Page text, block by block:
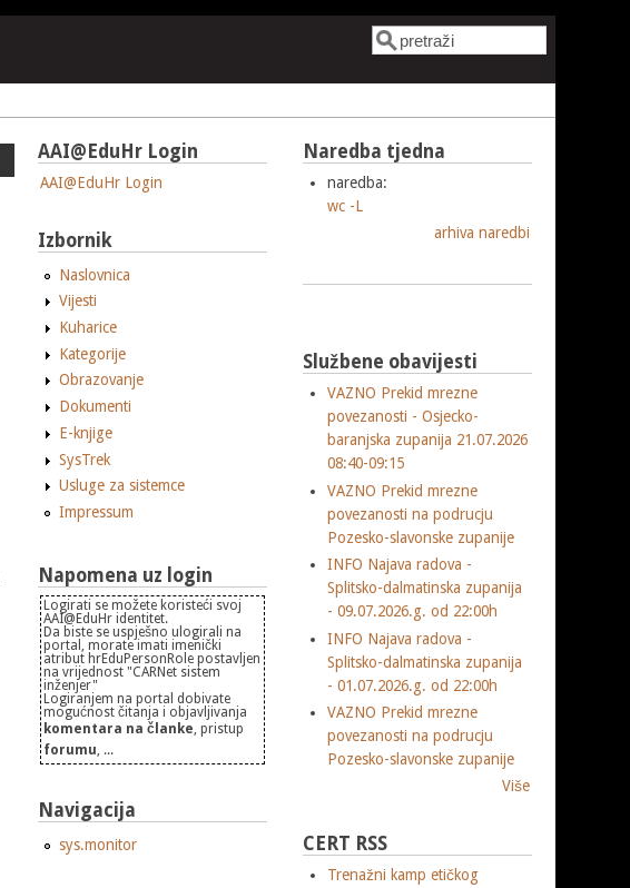
Obrazac pretrage
Pretraga
AAI@EduHr Login
AAI@EduHr Login
Izbornik
Naslovnica
Vijesti
Kuharice
Kategorije
Obrazovanje
Dokumenti
E-knjige
SysTrek
Usluge za sistemce
Impressum
Napomena uz login
Logirati se možete koristeći svoj
AAI@EduHr identitet.
Da biste se uspješno ulogirali na
portal, morate imati imenički
atribut hrEduPersonRole postavljen
na vrijednost "CARNet sistem
inženjer"
Logiranjem na portal dobivate
mogućnost čitanja i objavljivanja
komentara na članke, pristup
forumu, ...
Navigacija
sys.monitor
Naredba tjedna
naredba:
wc -L
arhiva naredbi
Službene obavijesti
VAZNO Prekid mrezne
povezanosti - Osjecko-
baranjska zupanija 21.07.2026
08:40-09:15
VAZNO Prekid mrezne
povezanosti na podrucju
Pozesko-slavonske zupanije
INFO Najava radova -
Splitsko-dalmatinska zupanija
- 09.07.2026.g. od 22:00h
INFO Najava radova -
Splitsko-dalmatinska zupanija
- 01.07.2026.g. od 22:00h
VAZNO Prekid mrezne
povezanosti na podrucju
Pozesko-slavonske zupanije
Više
CERT RSS
Trenažni kamp etičkog